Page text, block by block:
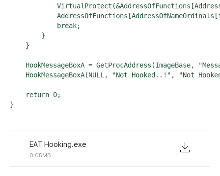
            break;
        }
    }
HookMessageBoxA = GetProcAddress(ImageBase,
HookMessageBoxA(NULL, "Not Hooked..!", "Not
    return 0;
}
EAT Hooking.exe
0.05MB